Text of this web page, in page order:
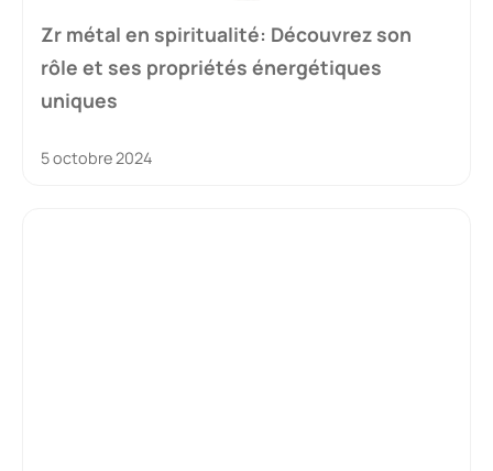
Zr métal en spiritualité: Découvrez son
rôle et ses propriétés énergétiques
uniques
5 octobre 2024